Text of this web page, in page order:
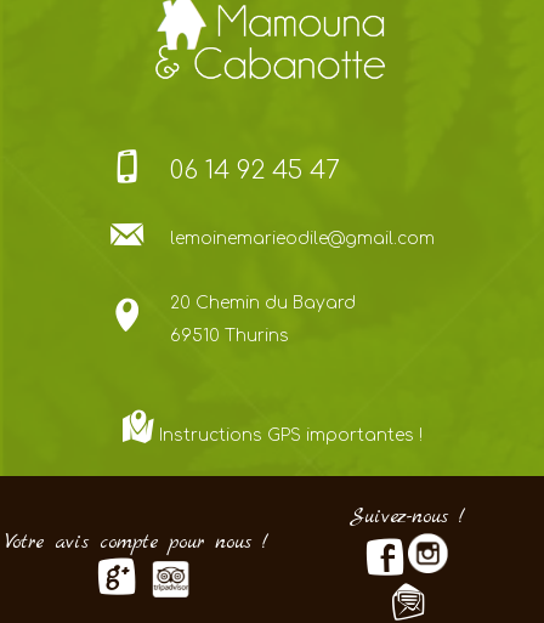
06 14 92 45 47
lemoinemarieodile@gmail.com
20 Chemin du Bayard
69510 Thurins
Instructions GPS importantes !
Votre avis compte pour nous !
Suivez-nous !